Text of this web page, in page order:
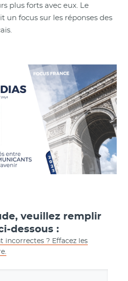
plus forts avec eux. Le
un focus sur les réponses des
veuillez remplir
dessous :
incorrectes ? Effacez les